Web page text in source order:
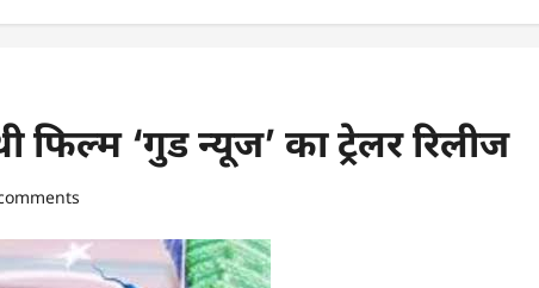
‘गुड न्यूज’ का ट्रेलर रिलीज